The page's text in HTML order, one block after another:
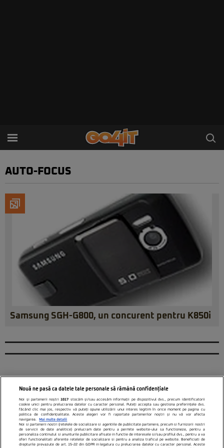
AUTO-FOCUS
Samsung SGH-G800, un concurent pentru K850i
Nouă ne pasă ca datele tale personale să rămână confidențiale
Noi și partenerii noștri1017 stocăm și/sau accesăm informații pe dispozitivul dvs., precum identificatorii
cookie unici pentru prelucrarea datelor cu caracter personal. Puteți accepta sau gestiona preferințele dvs.
făcând clic mai jos, respectiv vă puteți opune utilizării unui interes legitim în orice moment pe pagina cu
politica de confidențialitate. Aceste alegeri vor fi raportate partenerilor noștri și nu vă vor afecta
navigarea.
Mai multe detalii
Noi si partenerii nostri (retelele de socializare si agentiile de publicitate partenere, precum si furnizorii nostri
de servicii de date analitice) prelucram date pentru a permite website-ului sa functioneze, pentru a
personaliza continutul si anunturile publicitare afisate in functie de interesele si/sau profilul dvs., pentru a va
oferi functionalitati aferente retelelor de socializare si pentru a analiza traficul pe website. Beneficiati de
drepturile prevazute de art. 15-22 din GDPR in legatura cu prelucrarea datelor cu caracter personal. Aceste